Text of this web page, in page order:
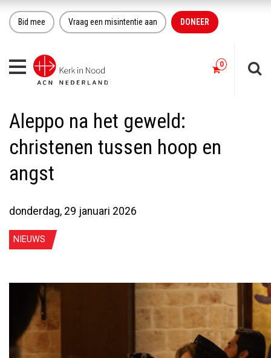
Bid mee Vraag een misintentie aan DONEER
Toggle
navigation
Aleppo na het geweld:
christenen tussen hoop en
angst
donderdag, 29 januari 2026
NIEUWS